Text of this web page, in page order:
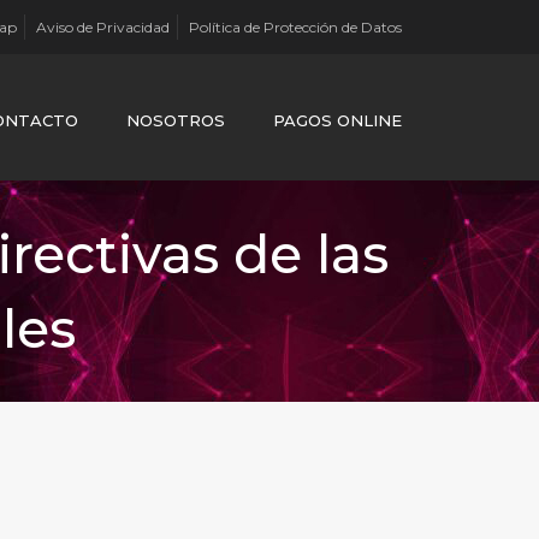
Aviso de Privacidad Política de Protección de Datos
NOSOTROS PAGOS ONLINE
de las